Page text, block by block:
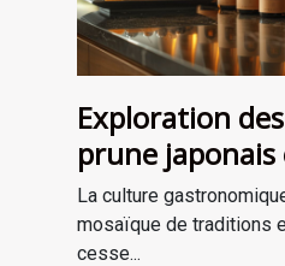
Exploration
prune
dans la
moderne
La culture
mosaïque de traditions
cesse...